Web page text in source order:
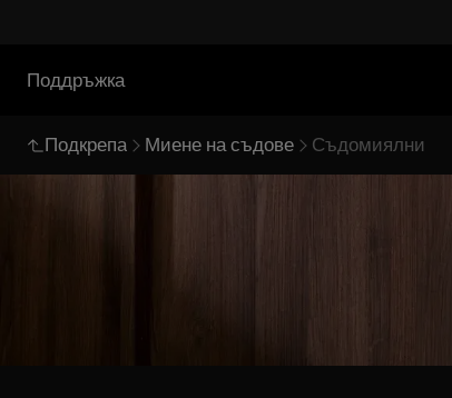
Поддръжка
Подкрепа Миене на съдове Съдомиялни